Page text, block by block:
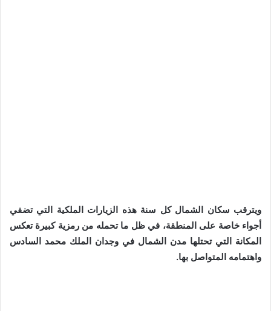
ويترقب سكان الشمال كل سنة هذه الزيارات الملكية التي تضفي
أجواء خاصة على المنطقة، في ظل ما تحمله من رمزية كبيرة تعكس
المكانة التي تحتلها مدن الشمال في وجدان الملك محمد السادس
واهتمامه المتواصل بها.